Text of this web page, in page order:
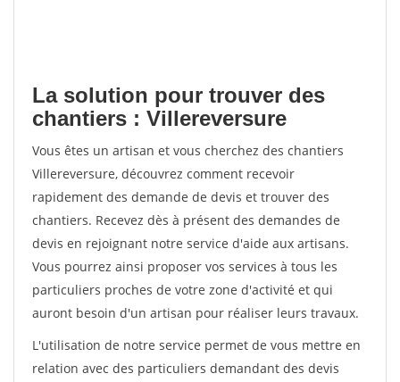
La solution pour trouver des
chantiers : Villereversure
Vous êtes un artisan et vous cherchez des chantiers
Villereversure, découvrez comment recevoir
rapidement des demande de devis et trouver des
chantiers. Recevez dès à présent des demandes de
devis en rejoignant notre service d'aide aux artisans.
Vous pourrez ainsi proposer vos services à tous les
particuliers proches de votre zone d'activité et qui
auront besoin d'un artisan pour réaliser leurs travaux.
L'utilisation de notre service permet de vous mettre en
relation avec des particuliers demandant des devis